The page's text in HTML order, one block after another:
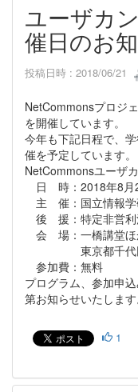
ユーザカ
催日のお
投稿日時 : 2018/06/21
NetCommonsプロジ
を開催しています。
今年も下記日程で、
催を予定しています。
NetCommonsユーザ
日 時：2018年8月
主 催：国立情報学
後 援：特定非営利
会 場：一橋講堂ほ
東京都千代田区
参加費：無料
プログラム、参加申
第お知らせいたします
1